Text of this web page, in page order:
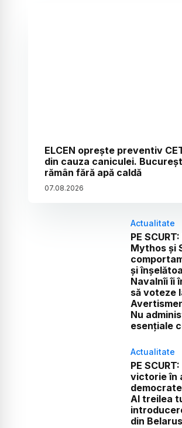
ELCEN oprește preventiv
din cauza caniculei.
rămân fără apă caldă
07.08.2026
Actualitate
PE
Mythos și
și
Navalnîi îi
să voteze
Nu
esențiale
Actualitate
PE
victorie în
Al treilea
din